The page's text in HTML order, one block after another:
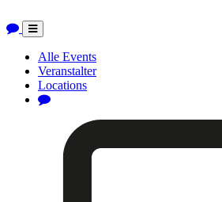
Toggle
navigation
Alle Events
Veranstalter
Locations